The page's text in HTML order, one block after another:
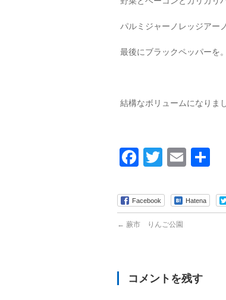
パルミジャーノレッジアー
最後にブラックペッパーを。
結構なボリュームになりま
Facebook
TwitterEmail
Facebook Hatena
← 蕨市 りんご公園
コメントを残す